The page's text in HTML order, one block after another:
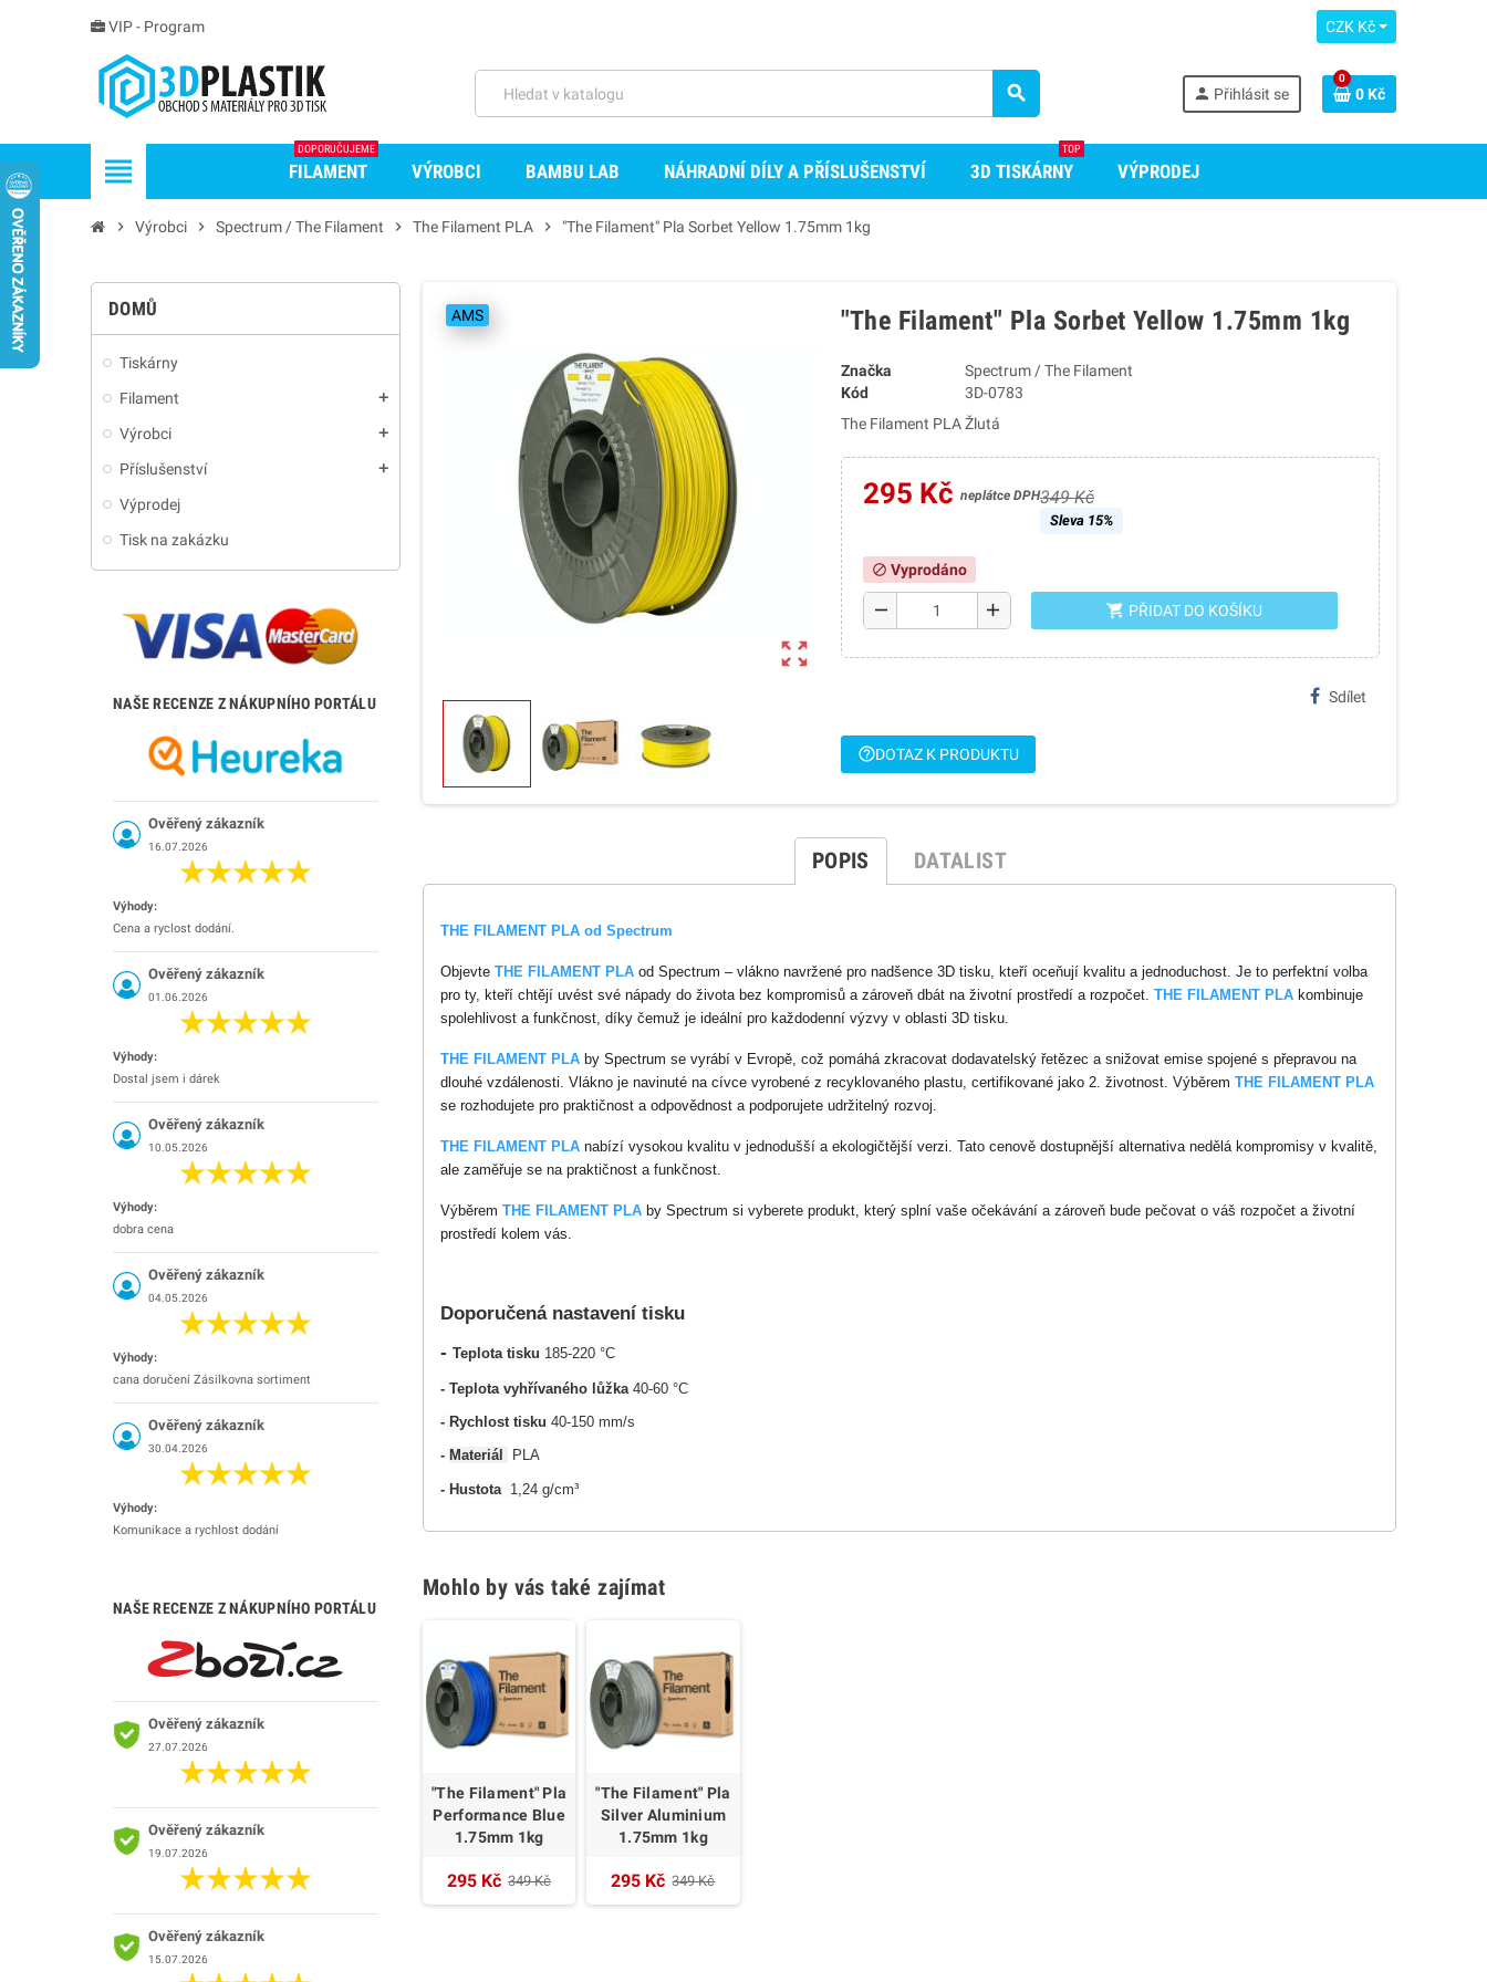
VIP - Program CZK Kč
search person Přihlásit se
0
0 Kč
view_headline FILAMENT
DOPORUČUJEME
VÝROBCI BAMBU LAB NÁHRADNÍ DÍLY A PŘÍSLUŠENSTVÍ 3D TISKÁRNY
TOP
VÝPRODEJ
chevron_right Výrobci chevron_right Spectrum / The Filament chevron_right The Filament PLA chevron_right "The Filament" Pla Sorbet Yellow 1.75mm 1kg
DOMŮ
Tiskárny
Filament
add
Výrobci add
Příslušenství add
Výprodej
Tisk na zakázku
NAŠE RECENZE Z NÁKUPNÍHO PORTÁLU
Ověřený zákazník
16.07.2026
Výhody:
Cena a ryclost dodání.
Ověřený zákazník
01.06.2026
Výhody:
Dostal jsem i dárek
Ověřený zákazník
10.05.2026
Výhody:
dobra cena
Ověřený zákazník
04.05.2026
Výhody:
cana doručení Zásilkovna sortiment
Ověřený zákazník
30.04.2026
Výhody:
Komunikace a rychlost dodání
NAŠE RECENZE Z NÁKUPNÍHO PORTÁLU
Ověřený zákazník
27.07.2026
Ověřený zákazník
19.07.2026
Ověřený zákazník
15.07.2026
zoom_out_map
AMS "The Filament" Pla Sorbet Yellow 1.75mm 1kg
Značka
Spectrum / The Filament
Kód
3D-0783
The Filament PLA Žlutá
295 Kč neplátce DPH349 Kč
Sleva 15%
block Vyprodáno
remove add shopping_cart PŘIDAT DO KOŠÍKU
Sdílet
help_outlineDOTAZ K PRODUKTU
POPIS DATALIST
THE FILAMENT PLA od Spectrum
Objevte THE FILAMENT PLA od Spectrum – vlákno navržené pro nadšence 3D tisku, kteří oceňují kvalitu a jednoduchost. Je to perfektní volba
pro ty, kteří chtějí uvést své nápady do života bez kompromisů a zároveň dbát na životní prostředí a rozpočet. THE FILAMENT PLA kombinuje
spolehlivost a funkčnost, díky čemuž je ideální pro každodenní výzvy v oblasti 3D tisku.
THE FILAMENT PLA by Spectrum se vyrábí v Evropě, což pomáhá zkracovat dodavatelský řetězec a snižovat emise spojené s přepravou na
dlouhé vzdálenosti. Vlákno je navinuté na cívce vyrobené z recyklovaného plastu, certifikované jako 2. životnost. Výběrem THE FILAMENT PLA
se rozhodujete pro praktičnost a odpovědnost a podporujete udržitelný rozvoj.
THE FILAMENT PLA nabízí vysokou kvalitu v jednodušší a ekologičtější verzi. Tato cenově dostupnější alternativa nedělá kompromisy v kvalitě,
ale zaměřuje se na praktičnost a funkčnost.
Výběrem THE FILAMENT PLA by Spectrum si vyberete produkt, který splní vaše očekávání a zároveň bude pečovat o váš rozpočet a životní
prostředí kolem vás.
Doporučená nastavení tisku
- Teplota tisku 185-220 °C
- Teplota vyhřívaného lůžka 40-60 °C
- Rychlost tisku 40-150 mm/s
- Materiál PLA
- Hustota 1,24 g/cm³
Mohlo by vás také zajímat
"The Filament" Pla
Performance Blue
1.75mm 1kg
295 Kč 349 Kč
"The Filament" Pla
Silver Aluminium
1.75mm 1kg
295 Kč 349 Kč